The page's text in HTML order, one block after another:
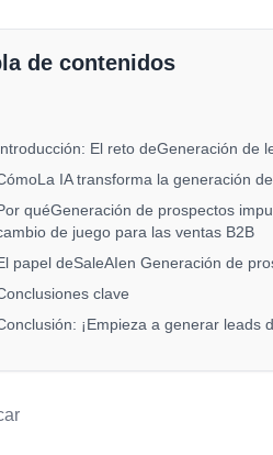
de contenidos
El reto deGeneración de
IA transforma la generación
quéGeneración de prospectos
de juego para las ventas B2B
papel deSaleAIen Generación de
clave
¡Empieza a generar leads